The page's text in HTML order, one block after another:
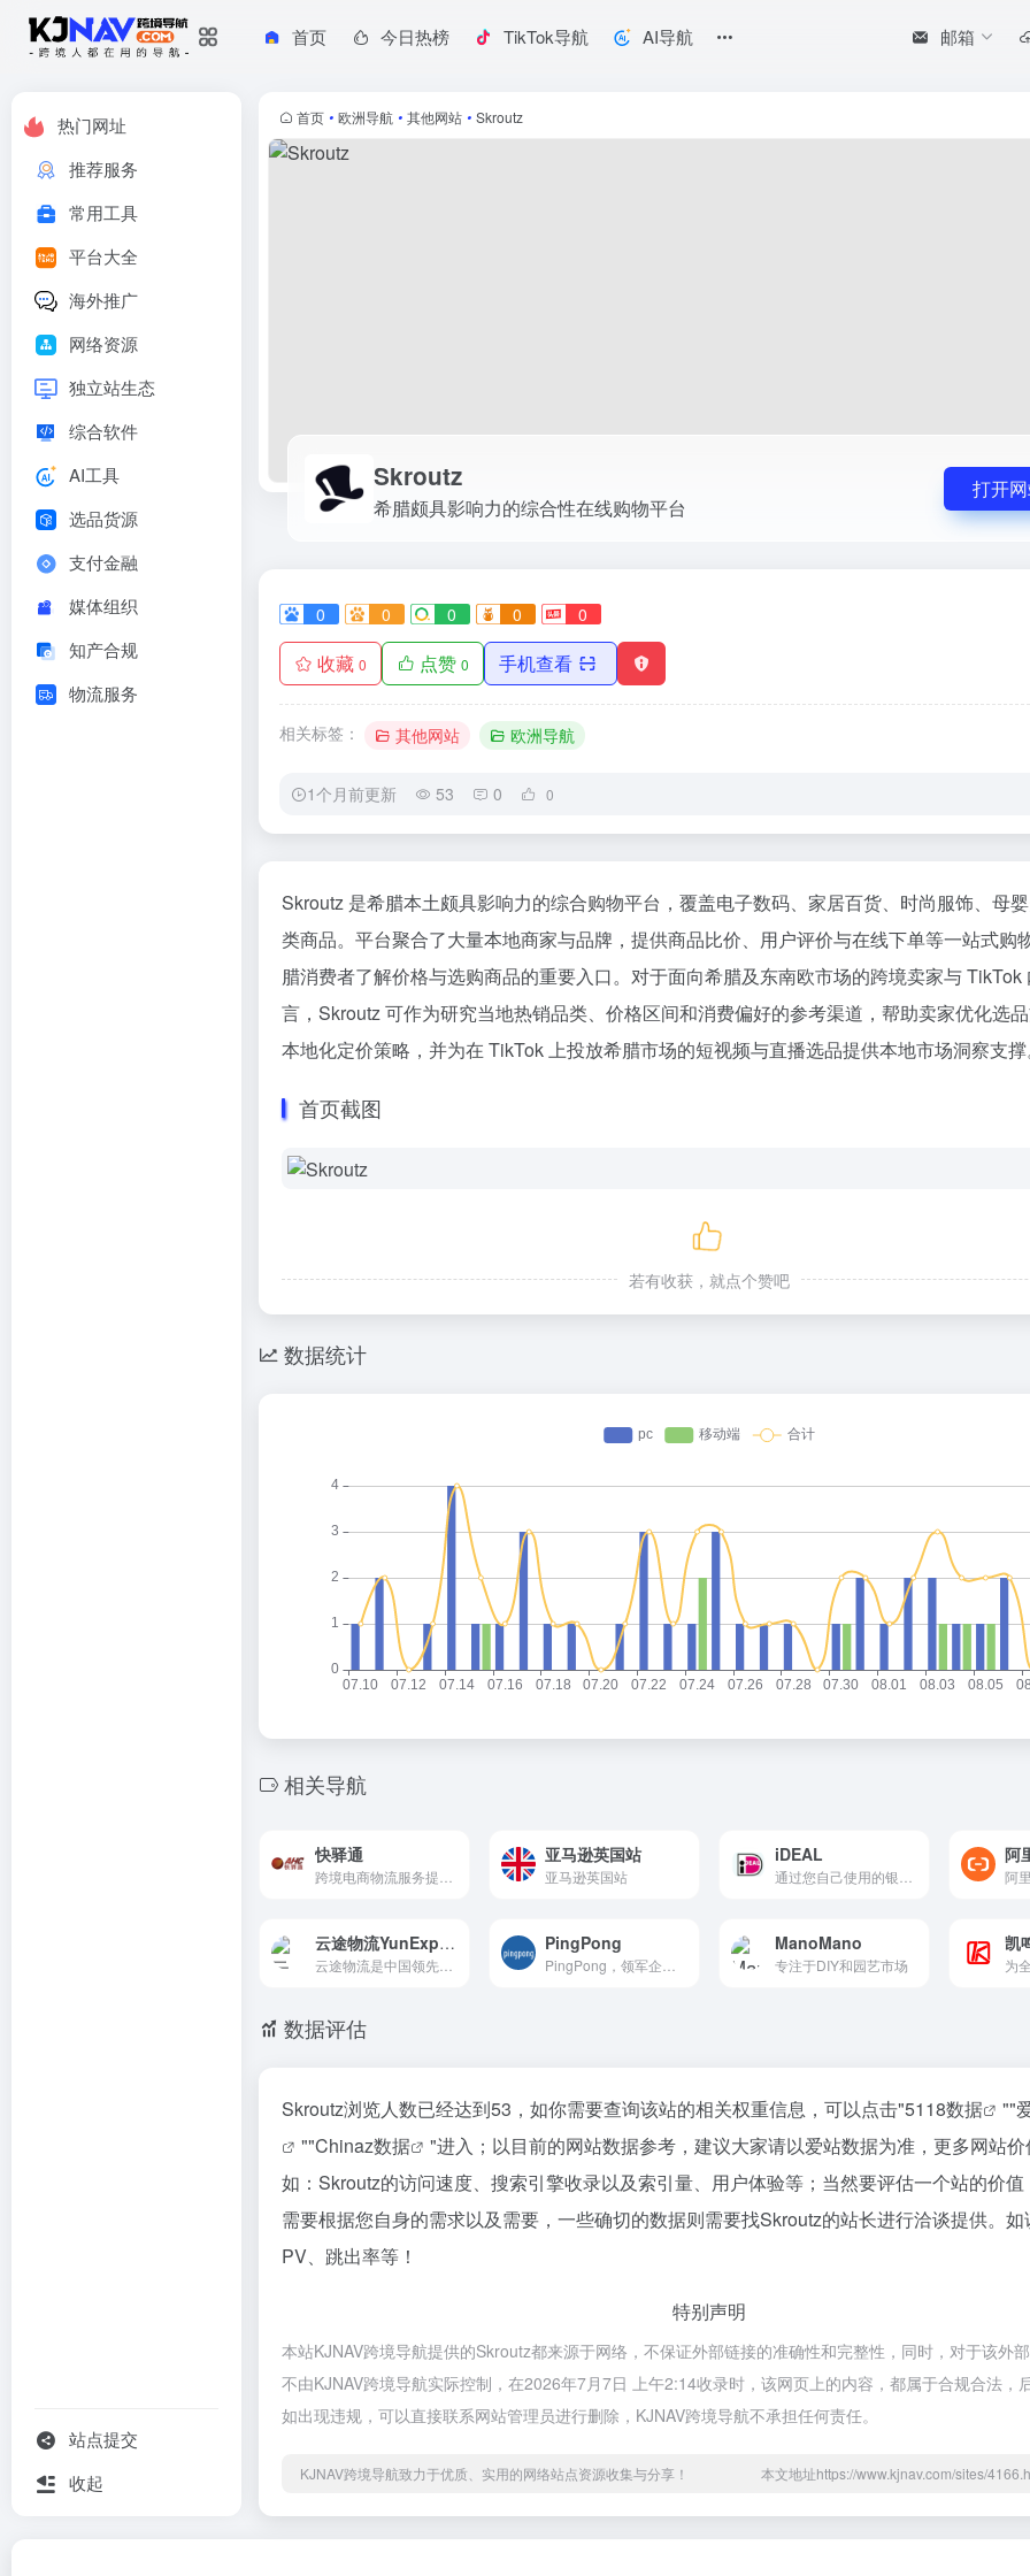
首页 今日热榜 TikTok导航 AI导航 邮箱
热门网址
推荐服务
常用工具
平台大全
海外推广
网络资源
独立站生态
综合软件
AI工具
选品货源
支付金融
媒体组织
知产合规
物流服务
站点提交
收起
首页 • 欧洲导航 • 其他网站 • Skroutz
Skroutz
希腊颇具影响力的综合性在线购物平台
打开
0 0 0 0 0
收藏 0 点赞 0 手机查看
相关标签： 其他网站 欧洲导航
1个月前更新 53 0 0
Skroutz
Skroutz 是希腊本土颇具影响力的综合购物平台，覆盖电子数码、家居百货、时尚服饰、母
类商品。平台聚合了大量本地商家与品牌，提供商品比价、用户评价与在线下单等一站式购
腊消费者了解价格与选购商品的重要入口。对于面向希腊及东南欧市场的跨境卖家与 TikTok
言，Skroutz 可作为研究当地热销品类、价格区间和消费偏好的参考渠道，帮助卖家优化选
本地化定价策略，并为在 TikTok 上投放希腊市场的短视频与直播选品提供本地市场洞察支
首页截图
若有收获，就点个赞吧
数据统计
相关导航
快驿通 亚马逊英国站
亚马逊英国站
iDEAL 阿
云途物流YunExpress PingPong ManoMano
专注于DIY和园艺市场
凯
数据评估
Skroutz浏览人数已经达到53，如你需要查询该站的相关权重信息，可以点击"5118数据 ""
""Chinaz数据
"进入；以目前的网站数据参考，建议大家请以爱站数据为准，更多网站
如：Skroutz的访问速度、搜索引擎收录以及索引量、用户体验等；当然要评估一个站的价
需要根据您自身的需求以及需要，一些确切的数据则需要找Skroutz的站长进行洽谈提供。
PV、跳出率等！
特别声明
本站KJNAV跨境导航提供的Skroutz都来源于网络，不保证外部链接的准确性和完整性，同时，对于该外
不由KJNAV跨境导航实际控制，在2026年7月7日 上午2:14收录时，该网页上的内容，都属于合规合法，
如出现违规，可以直接联系网站管理员进行删除，KJNAV跨境导航不承担任何责任。
KJNAV跨境导航致力于优质、实用的网络站点资源收集与分享！ 本文地址https://www.kjnav.com/sites/